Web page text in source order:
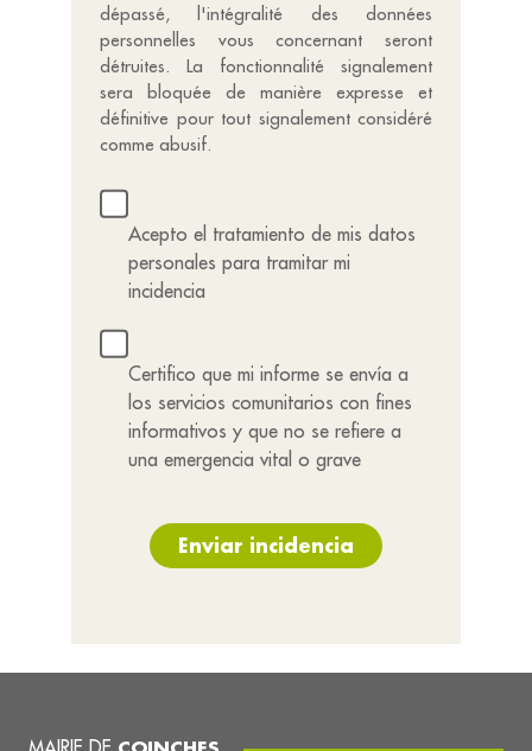
dépassé, l'intégralité des données
personnelles vous concernant seront
détruites. La fonctionnalité signalement
sera bloquée de manière expresse et
définitive pour tout signalement considéré
comme abusif.
Acepto el tratamiento de mis datos
personales para tramitar mi
incidencia
Certifico que mi informe se envía a
los servicios comunitarios con fines
informativos y que no se refiere a
una emergencia vital o grave
Enviar incidencia